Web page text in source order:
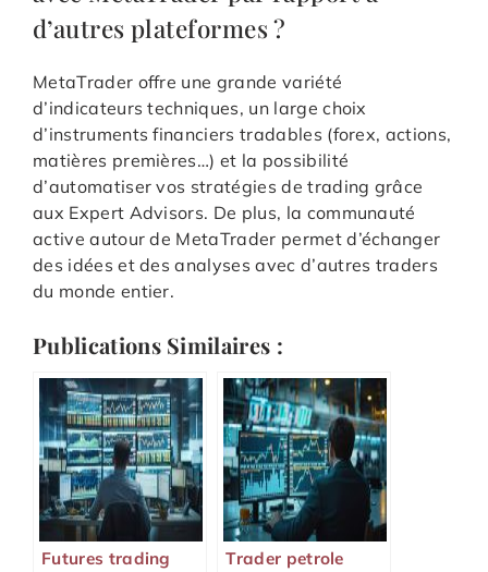
d’autres plateformes ?
MetaTrader offre une grande variété
d’indicateurs techniques, un large choix
d’instruments financiers tradables (forex, actions,
matières premières…) et la possibilité
d’automatiser vos stratégies de trading grâce
aux Expert Advisors. De plus, la communauté
active autour de MetaTrader permet d’échanger
des idées et des analyses avec d’autres traders
du monde entier.
Publications Similaires :
Futures trading Trader petrole